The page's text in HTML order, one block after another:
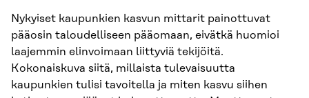
Nykyiset kaupunkien kasvun mittarit painottuvat
pääosin taloudelliseen pääomaan, eivätkä huomioi
laajemmin elinvoimaan liittyviä tekijöitä.
Kokonaiskuva siitä, millaista tulevaisuutta
kaupunkien tulisi tavoitella ja miten kasvu siihen